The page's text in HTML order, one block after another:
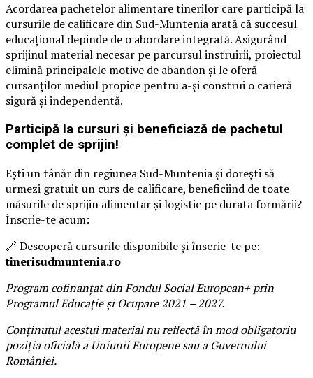
Acordarea pachetelor alimentare tinerilor care participă la
cursurile de calificare din Sud-Muntenia arată că succesul
educațional depinde de o abordare integrată. Asigurând
sprijinul material necesar pe parcursul instruirii, proiectul
elimină principalele motive de abandon și le oferă
cursanților mediul propice pentru a-și construi o carieră
sigură și independentă.
Participă la cursuri și beneficiază de pachetul
complet de sprijin!
Ești un tânăr din regiunea Sud-Muntenia și dorești să
urmezi gratuit un curs de calificare, beneficiind de toate
măsurile de sprijin alimentar și logistic pe durata formării?
Înscrie-te acum:
🔗 Descoperă cursurile disponibile și înscrie-te pe:
tinerisudmuntenia.ro
Program cofinanțat din Fondul Social European+ prin
Programul Educație și Ocupare 2021 – 2027.
Conținutul acestui material nu reflectă în mod obligatoriu
poziția oficială a Uniunii Europene sau a Guvernului
României.